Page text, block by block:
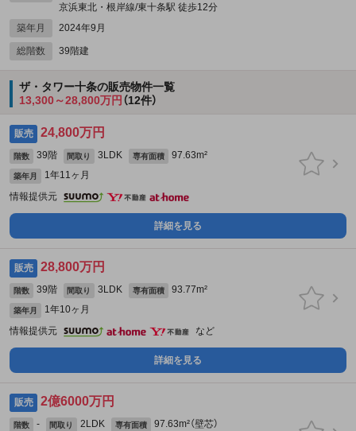
京浜東北・根岸線/東十条駅 徒歩12分
築年月
2024年9月
総階数 39階建
ザ・タワー十条の販売物件一覧
13,300～28,800万円 （12件）
販売 24,800万円
階数 39階 間取り 3LDK 専有面積 97.63m²
築年月
1年11ヶ月
情報提供元
詳細を見る
販売 28,800万円
階数 39階 間取り 3LDK 専有面積 93.77m²
築年月
1年10ヶ月
情報提供元
など
詳細を見る
販売 2億6000万円
階数 - 間取り 2LDK 専有面積 97.63m²（壁芯）